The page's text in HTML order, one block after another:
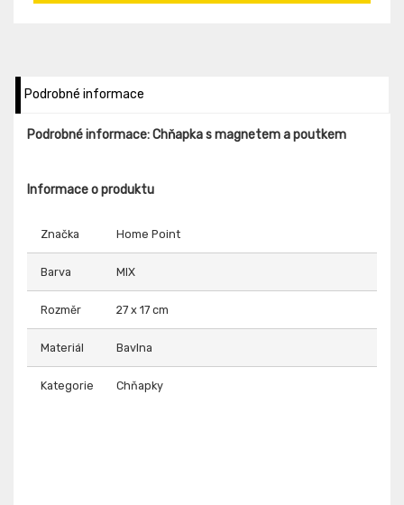
Podrobné informace
Podrobné informace: Chňapka s magnetem a poutkem
Informace o produktu
Značka Home Point
Barva MIX
Rozměr 27 x 17 cm
Materiál Bavlna
Kategorie Chňapky